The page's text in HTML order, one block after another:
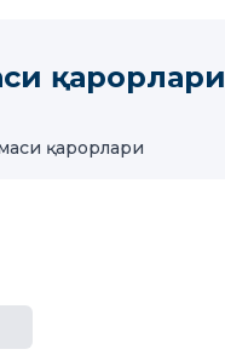
қарорлари
қарорлари